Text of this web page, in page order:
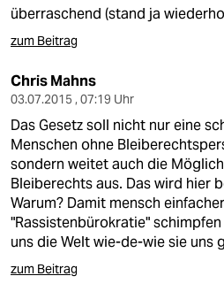
überraschend (stand ja
zum Beitrag
Chris Mahns
03.07.2015 , 07:19 Uhr
Das Gesetz soll nicht nur eine
Menschen ohne
sondern weitet auch die
Bleiberechts aus. Das wird hier
Warum? Damit mensch
"Rassistenbürokratie"
uns die Welt wie-de-wie sie uns
zum Beitrag